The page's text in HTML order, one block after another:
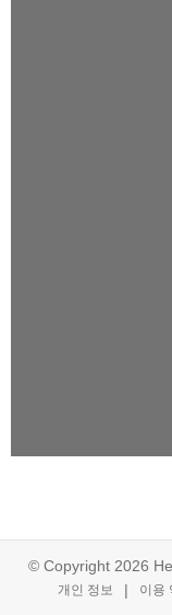
© Copyright 2026
개인 정보 이용